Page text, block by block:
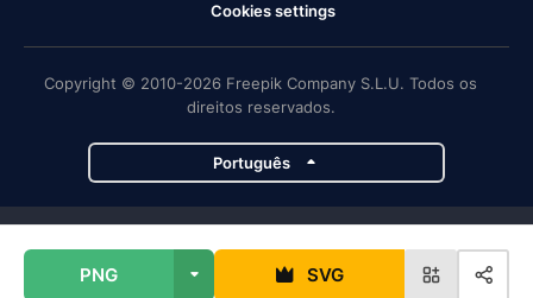
PNG SVG
Cookies settings
Copyright © 2010-2026 Freepik Company S.L.U. Todos os
direitos reservados.
Português